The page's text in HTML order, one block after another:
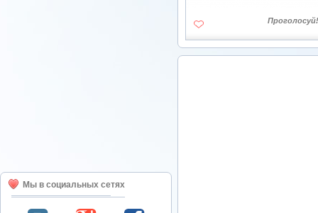
Мы в социальных сетях
Проголосуй!